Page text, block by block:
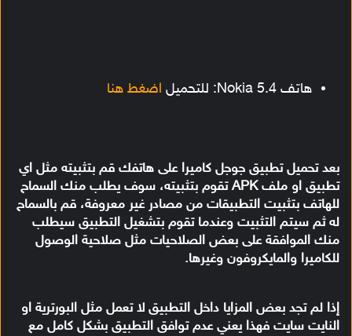
هاتف Nokia 5.4: للتحميل اضغط هنا
بعد تحميل تطبيق جوجل كاميرا على هاتفك قم بتثبيته مثل اي
تطبيق او ملف APK تقوم بتثبيته، سوف يطلب منك السماح
للهاتف بتثبيت التطبيقات من مصادر غير معروفة، قم بالسماح
له ثم سيتم التثبيت وعندما تقوم بتشغيل التطبيق سيطلب
منك الموافقة على بعض الصلاحيات مثل صلاحية الوصول
للكاميرا والمايكروفون وغيرها.
إذا لم تجد بعض المزايا داخل التطبيق لا تعمل مثل البورترية او
النايت سايت فهذا يعني عدم توافق التطبيق بشكل كامل مع